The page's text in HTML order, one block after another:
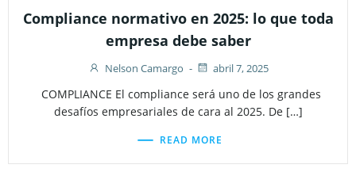
Compliance normativo en 2025: lo que toda
empresa debe saber
Nelson Camargo - abril 7, 2025
COMPLIANCE El compliance será uno de los grandes
desafíos empresariales de cara al 2025. De […]
READ MORE